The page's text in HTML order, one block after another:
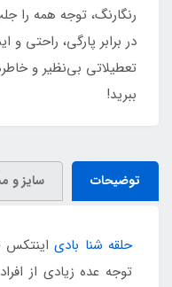
رنگارنگ، توجه همه را
در برابر پارگی، راحتی
تعطیلاتی بی‌نظیر و
ببرید!
توضیحات سایز و
حلقه شنا بادیاینتکس
توجه عده زیادی از